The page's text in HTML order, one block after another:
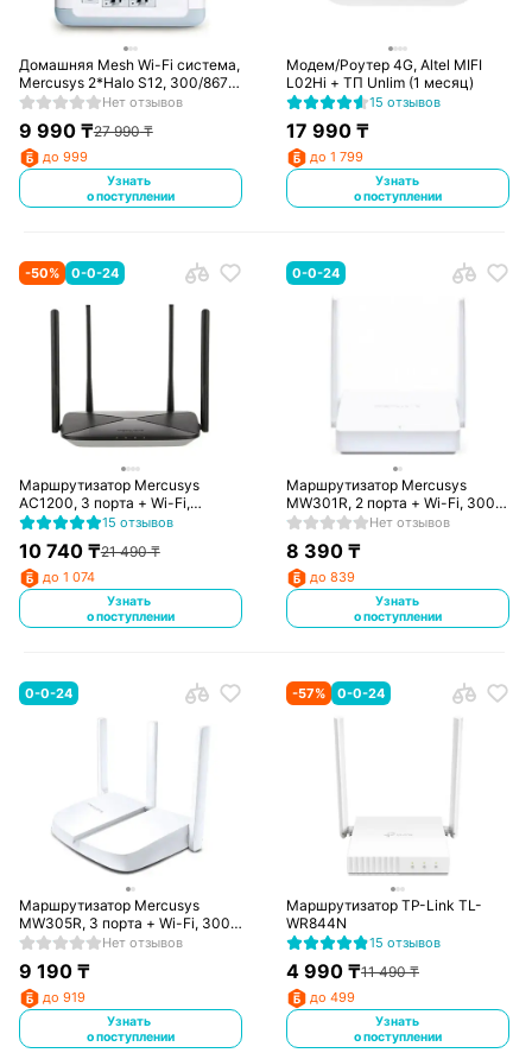
Домашняя Mesh Wi-Fi система,
Mercusys 2*Halo S12, 300/867
Mbps (Halo S12)Нет отзывов
9 990₸27 990₸
до 999
Узнать
о поступлении
Модем/Роутер 4G, Altel MIFI
L02Hi + ТП Unlim (1 месяц)
15 отзывов
17 990 ₸
до 1 799
Узнать
о поступлении
-50% 0-0-24
Маршрутизатор Mercusys
AC1200, 3 порта + Wi-Fi,
300/867 Mbps (AC12G)
15 отзывов
10 740₸21 490₸
до 1 074
Узнать
о поступлении
0-0-24
Маршрутизатор Mercusys
MW301R, 2 порта + Wi-Fi, 300
Mbps (MW301R)Нет отзывов
8 390 ₸
до 839
Узнать
о поступлении
0-0-24
Маршрутизатор Mercusys
MW305R, 3 порта + Wi-Fi, 300
Mbps (MW305R)Нет отзывов
9 190₸
до 919
Узнать
о поступлении
-57% 0-0-24
Маршрутизатор TP-Link TL-
WR844N
15 отзывов
4 990 ₸11 490₸
до 499
Узнать
о поступлении